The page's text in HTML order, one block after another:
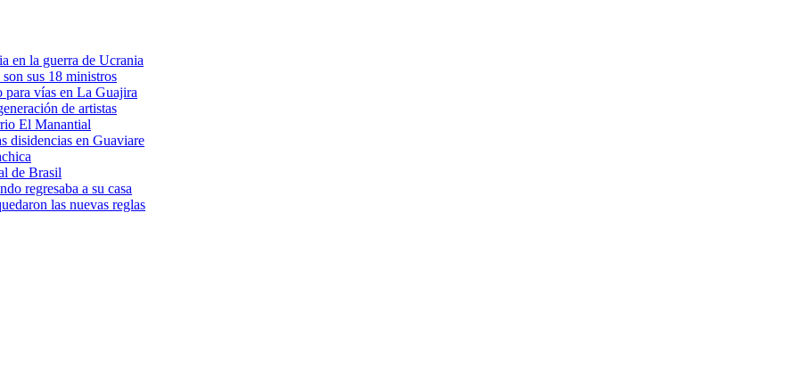
en la guerra de Ucrania
sus 18 ministros
para vías en La Guajira
de artistas
El Manantial
disidencias en Guaviare
de Brasil
regresaba a su casa
las nuevas reglas